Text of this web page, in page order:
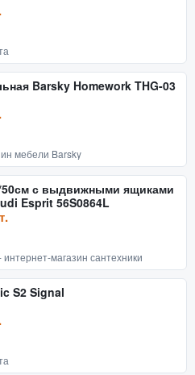
Barsky Homework THG-03
мебели Barsky
с выдвижными ящиками
Esprit 56S0864L
интернет-магазин сантехники
S2 Signal